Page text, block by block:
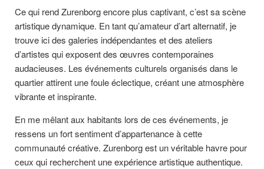
Ce qui rend Zurenborg encore plus captivant, c’est sa scène
artistique dynamique. En tant qu’amateur d’art alternatif, je
trouve ici des galeries indépendantes et des ateliers
d’artistes qui exposent des œuvres contemporaines
audacieuses. Les événements culturels organisés dans le
quartier attirent une foule éclectique, créant une atmosphère
vibrante et inspirante.
En me mêlant aux habitants lors de ces événements, je
ressens un fort sentiment d’appartenance à cette
communauté créative. Zurenborg est un véritable havre pour
ceux qui recherchent une expérience artistique authentique.